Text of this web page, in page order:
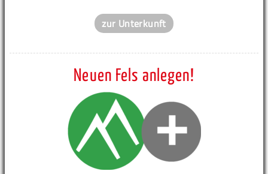
zur Unterkunft
Neuen Fels anlegen!